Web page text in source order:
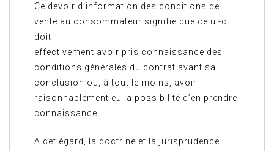
Ce devoir d’information des conditions de
vente au consommateur signifie que celui-ci
doit
effectivement avoir pris connaissance des
conditions générales du contrat avant sa
conclusion ou, à tout le moins, avoir
raisonnablement eu la possibilité d’en prendre
connaissance.
A cet égard, la doctrine et la jurisprudence